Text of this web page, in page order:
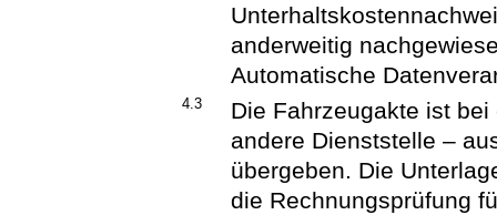
anderweitig
Automatische
4.3
Die Fahrzeugakte ist
andere Dienststelle –
übergeben. Die
die Rechnungsprüfung